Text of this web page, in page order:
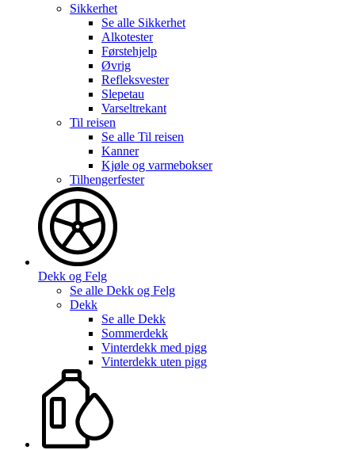
Sikkerhet
Se alle Sikkerhet
Alkotester
Førstehjelp
Øvrig
Refleksvester
Slepetau
Varseltrekant
Til reisen
Se alle Til reisen
Kanner
Kjøle og varmebokser
Tilhengerfester
Dekk og Felg
Se alle Dekk og Felg
Dekk
Se alle Dekk
Sommerdekk
Vinterdekk med pigg
Vinterdekk uten pigg